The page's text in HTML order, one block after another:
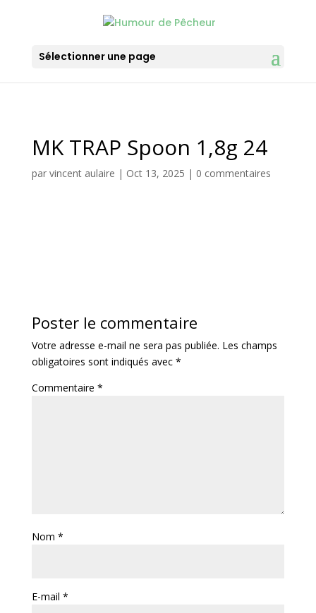
Sélectionner une page
MK TRAP Spoon 1,8g 24
par vincent aulaire | Oct 13, 2025 | 0 commentaires
Poster le commentaire
Votre adresse e-mail ne sera pas publiée. Les champs
obligatoires sont indiqués avec *
Commentaire *
Nom *
E-mail *